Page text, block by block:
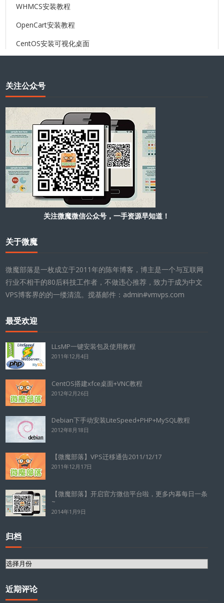
WHMCS安装教程
OpenCart安装教程
CentOS安装可视化桌面
关注公众号
关注微魔微信公众号，一手资源早知道！
关于微魔
微魔部落是一枚成立于2011年的陈年博客，博主是一个与互联网
行业不相干的80后科技工作者，不做违心推荐，致力于成为中文
VPS博客界的的一缕清流。搅基邮件：admin#vmvps.com
最受欢迎
LLsMP一键安装包及使用教程
2011年12月4日
CentOS搭建xfce桌面+VNC教程
2012年2月26日
Debian下手动安装LiteSpeed+PHP+MySQL教程
2012年8月18日
【微魔部落】VPS迁移通告2011/12/17
2011年12月17日
【微魔部落】开启官方微信平台啦，更多内幕每日一条
~
2014年1月9日
归档
归
近期评论